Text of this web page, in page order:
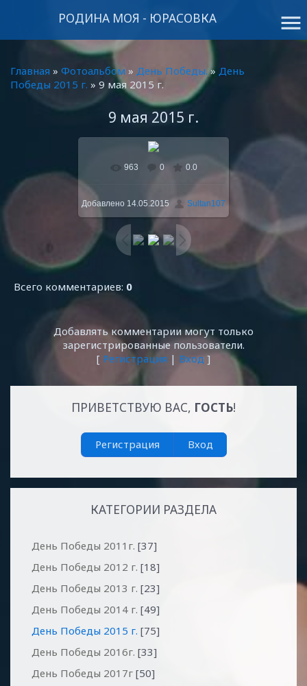
menu
РОДИНА МОЯ - ЮРАСОВКА
Главная » Фотоальбом » День Победы.» День
Победы 2015 г. » 9 мая 2015 г.
9 мая 2015 г.
В реальном размере 800x600
/ 178.7Kb
963 0 0.0
Добавлено 14.05.2015 Sultan107
Всего комментариев: 0
Добавлять комментарии могут только
зарегистрированные пользователи.
[ Регистрация | Вход ]
ПРИВЕТСТВУЮ ВАС, ГОСТЬ!
Регистрация Вход
КАТЕГОРИИ РАЗДЕЛА
День Победы 2011г. [37]
День Победы 2012 г. [18]
День Победы 2013 г. [23]
День Победы 2014 г. [49]
День Победы 2015 г. [75]
День Победы 2016г. [33]
День Победы 2017г [50]